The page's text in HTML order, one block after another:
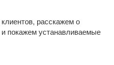
расскажем о
покажем устанавливаемые